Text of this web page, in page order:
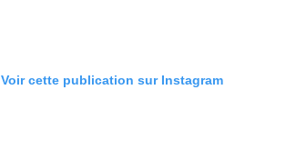
Voir cette publication sur Instagram